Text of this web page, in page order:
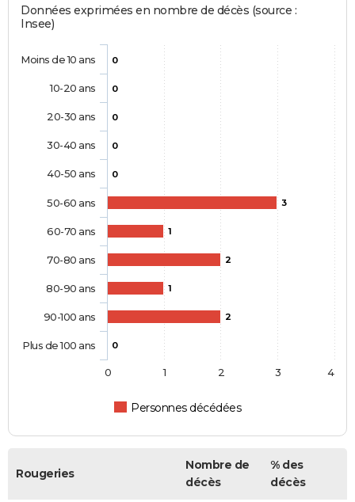
Données exprimées en nombre de décès (source :
Insee)
0
0
0
0
0
3
1
2
1
2
0
Personnes décédées
Moins de 10 ans
10-20 ans
20-30 ans
30-40 ans
40-50 ans
50-60 ans
60-70 ans
70-80 ans
80-90 ans
90-100 ans
Plus de 100 ans
0 1 2 3 4
Rougeries
Nombre de
décès
% des
décès